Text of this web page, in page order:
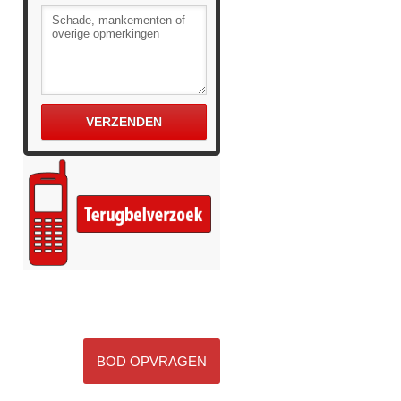
BOD OPVRAGEN